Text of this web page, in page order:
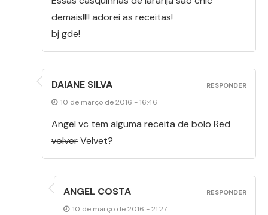
demais!!!! adorei as receitas!
bj gde!
DAIANE SILVA
10 de março de 2016 - 16:46
Angel vc tem alguma receita de bolo Red
volverVelvet?
RESPONDER
ANGEL COSTA
10 de março de 2016 - 21:27
RESPONDER